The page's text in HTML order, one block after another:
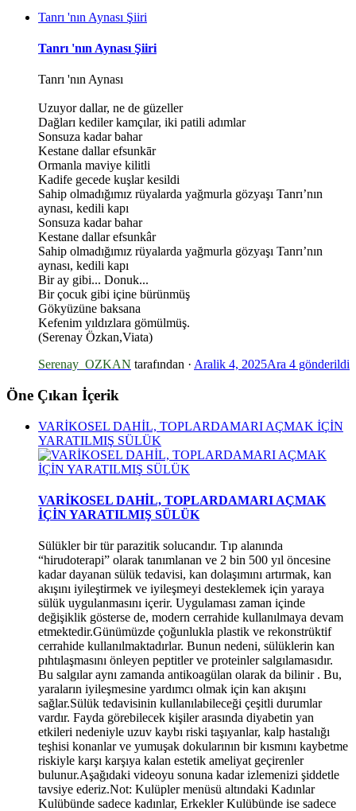
Tanrı 'nın Aynası Şiiri
Tanrı 'nın Aynası Şiiri
Tanrı 'nın Aynası
Uzuyor dallar, ne de güzeller
Dağları kediler kamçılar, iki patili adımlar
Sonsuza kadar bahar
Kestane dallar efsunkār
Ormanla maviye kilitli
Kadife gecede kuşlar kesildi
Sahip olmadığımız rüyalarda yağmurla gözyaşı Tanrı’nın
aynası, kedili kapı
Sonsuza kadar bahar
Kestane dallar efsunkâr
Sahip olmadığımız rüyalarda yağmurla gözyaşı Tanrı’nın
aynası, kedili kapı
Bir ay gibi... Donuk...
Bir çocuk gibi içine bürünmüş
Gökyüzüne baksana
Kefenim yıldızlara gömülmüş.
(Serenay Özkan,Viata)
Serenay_OZKAN tarafından · Aralik 4, 2025Ara 4 gönderildi
Öne Çıkan İçerik
VARİKOSEL DAHİL, TOPLARDAMARI AÇMAK İÇİN
YARATILMIŞ SÜLÜK
VARİKOSEL DAHİL, TOPLARDAMARI AÇMAK
İÇİN YARATILMIŞ SÜLÜK
Sülükler bir tür parazitik solucandır. Tıp alanında
“hirudoterapi” olarak tanımlanan ve 2 bin 500 yıl öncesine
kadar dayanan sülük tedavisi, kan dolaşımını artırmak, kan
akışını iyileştirmek ve iyileşmeyi desteklemek için yaraya
sülük uygulanmasını içerir. Uygulaması zaman içinde
değişiklik gösterse de, modern cerrahide kullanılmaya devam
etmektedir.Günümüzde çoğunlukla plastik ve rekonstrüktif
cerrahide kullanılmaktadırlar. Bunun nedeni, sülüklerin kan
pıhtılaşmasını önleyen peptitler ve proteinler salgılamasıdır.
Bu salgılar aynı zamanda antikoagülan olarak da bilinir . Bu,
yaraların iyileşmesine yardımcı olmak için kan akışını
sağlar.Sülük tedavisinin kullanılabileceği çeşitli durumlar
vardır. Fayda görebilecek kişiler arasında diyabetin yan
etkileri nedeniyle uzuv kaybı riski taşıyanlar, kalp hastalığı
teşhisi konanlar ve yumuşak dokularının bir kısmını kaybetme
riskiyle karşı karşıya kalan estetik ameliyat geçirenler
bulunur.Aşağıdaki videoyu sonuna kadar izlemenizi şiddetle
tavsiye ederiz.Not: Kulüpler menüsü altındaki Kadınlar
Kulübünde sadece kadınlar, Erkekler Kulübünde ise sadece
*